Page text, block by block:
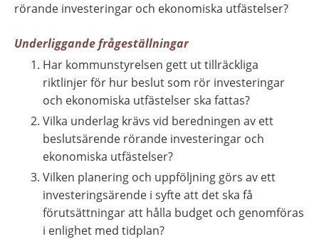
rörande investeringar och ekonomiska utfästelser?
Underliggandefrågeställningar
Har kommunstyrelsen gett ut tillräckliga
riktlinjer för hur beslut som rör investeringar
och ekonomiska utfästelser ska fattas?
Vilka underlag krävs vid beredningen av ett
beslutsärende rörande investeringar och
ekonomiska utfästelser?
Vilken planering och uppföljning görs av ett
investeringsärende i syfte att det ska få
förutsättningar att hålla budget och genomföras
i enlighet med tidplan?